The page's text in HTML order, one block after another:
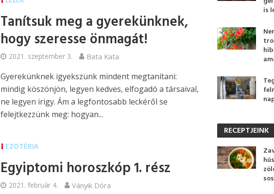
Tanítsuk meg a gyerekünknek,
hogy szeresse önmagát!
2021. szeptember 3. Bata Kata
Gyerekünknek igyekszünk mindent megtanítani:
mindig köszönjön, legyen kedves, elfogadó a társaival,
ne legyen irigy. Ám a legfontosabb leckéről se
felejtkezzünk meg: hogyan...
EZOTÉRIA
Egyiptomi horoszkóp 1. rész
2021. február 4. Ványik Dóra
is
RECEPTJEINK